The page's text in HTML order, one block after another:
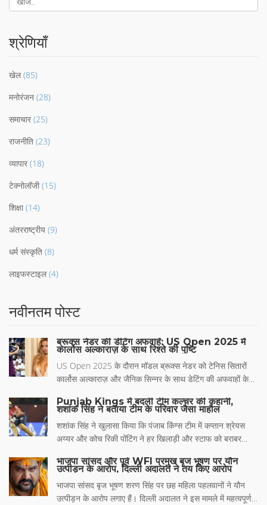
श्रेणियाँ
खेल (85)
मनोरंजन (28)
समाचार (25)
राजनीति (23)
व्यापार (18)
टेक्नोलॉजी (15)
शिक्षा (14)
अंतरराष्ट्रीय (9)
धर्म संस्कृति (8)
लाइफस्टाइल (4)
नवीनतम पोस्ट
ब्रूक्स नेडर की डेटिंग अफवाहें: US Open 2025 में
कार्लोस अल्काराज़ के साथ रिश्ते की पुष्टि
US Open 2025 के दौरान मॉडल ब्रूक्स नेडर को टेनिस सितारों
कार्लोस अल्काराज़ और जैनिक सिन्नर के साथ डेटिंग की अफवाहों के
कहा कि अफवाहें सच्ची हैं, जिससे चर्चा और तेज़ हो गई। दोनों बहनों ने
‘Watch What Happens Live’ में इस मुद्दे पर खुलकर बात की।
अल्काराज़ ने अभी तक कोई जवाब नहीं दिया, जबकि अफवाहें मनोरंजन
और खेल दोनों जगत में चर्चा बनी हुई हैं।
Punjab Kings में बदली टीम कल्चर की कहानी,
शशांक सिंह ने बताया टीम के परिवार जैसा माहौल
शशांक सिंह ने खुलासा किया कि पंजाब किंग्स टीम में कप्तान श्रेयस
अय्यर और कोच रिकी पोंटिंग ने हर खिलाड़ी और स्टाफ को बराबर
शानदार प्रदर्शन करके प्लेऑफ में जगह बनाई और टॉप-2 में रही।
भाजपा सांसद और पूर्व WFI प्रमुख बृज भूषण पर यौन
उत्पीड़न के आरोप, दिल्ली अदालत ने तय किए आरोप
भाजपा सांसद बृज भूषण शरण सिंह पर छह महिला पहलवानों ने यौन
उत्पीड़न के आरोप लगाए हैं। दिल्ली अदालत ने इस मामले में महत्वपूर्ण